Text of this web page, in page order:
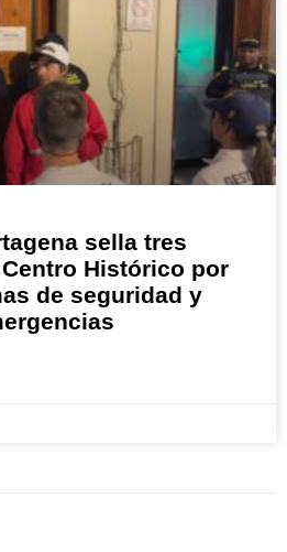
sella tres
Histórico por
de seguridad y